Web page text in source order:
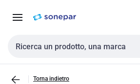
navigazione alla
Cerca input
Torna indietro